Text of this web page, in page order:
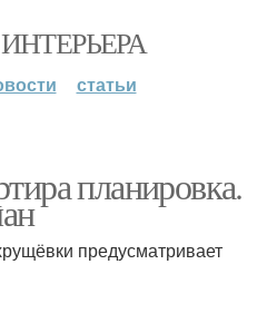
статьи
планировка.
предусматривает